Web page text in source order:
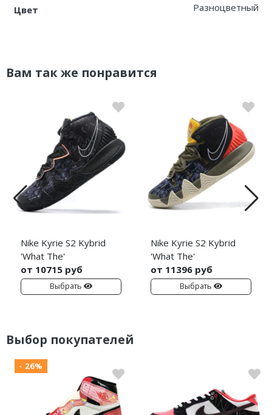
Цвет
Разноцветный
Вам так же понравится
Nike Kyrie S2 Kybrid
'What The'
от 10715 руб
Выбрать
Nike Kyrie S2 Kybrid
'What The'
от 11396 руб
Выбрать
Выбор покупателей
- 26%